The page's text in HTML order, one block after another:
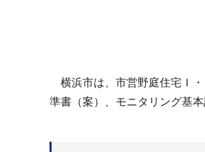
横浜市は、市営野庭住宅Ｉ・
準書（案）、モニタリング基